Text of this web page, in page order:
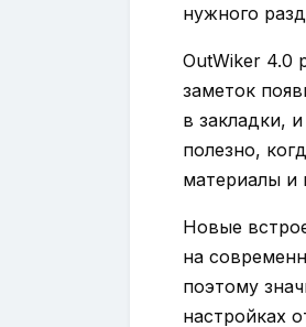
нужного
OutWiker 4.0
заметок
в закладки,
полезно,
материалы и
Новые
на
поэтому
настройках